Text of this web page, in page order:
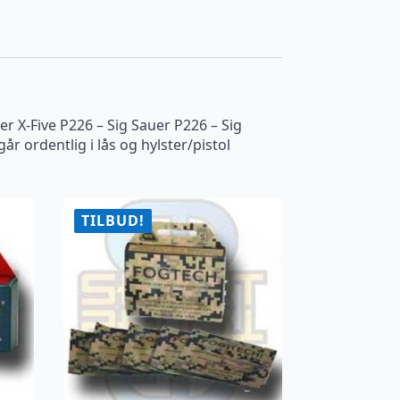
Five P226 – Sig Sauer P226 – Sig
ordentlig i lås og hylster/pistol
TILBUD!